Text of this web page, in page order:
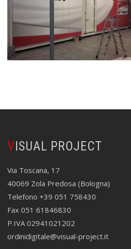
VISUAL PROJECT
Via Toscana, 17
40069 Zola Predosa (Bologna)
Telefono +39 051 758430
Fax 051 61846830
P.IVA 02941021202
ordinidigitale@visual-project.it